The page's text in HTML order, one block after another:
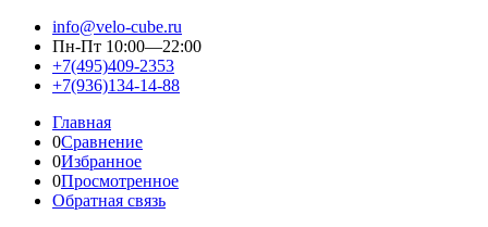
info@velo-cube.ru
Пн-Пт 10:00—22:00
+7(495)409-2353
+7(936)134-14-88
Главная
0Сравнение
0Избранное
0Просмотренное
Обратная связь